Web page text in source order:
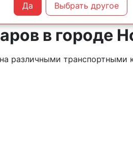
в городе
различными транспортными
Да Выбрать другое